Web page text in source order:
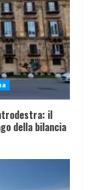
il
della bilancia